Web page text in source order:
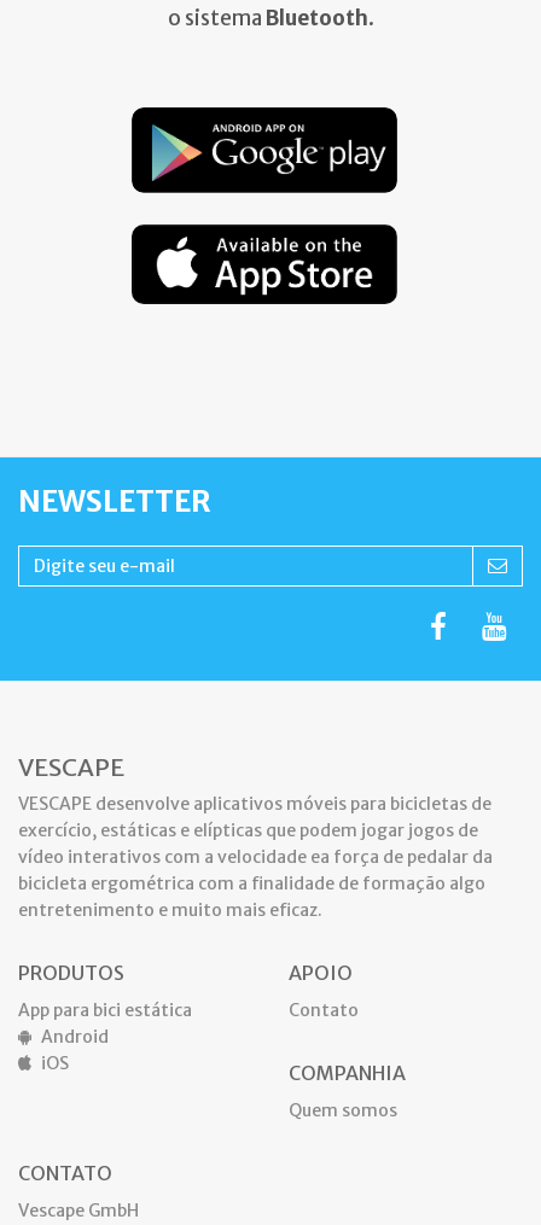
o sistema Bluetooth.
NEWSLETTER
VESCAPE
VESCAPE desenvolve aplicativos móveis para bicicletas de
exercício, estáticas e elípticas que podem jogar jogos de
vídeo interativos com a velocidade ea força de pedalar da
bicicleta ergométrica com a finalidade de formação algo
entretenimento e muito mais eficaz.
PRODUTOS
App para bici estática
Android
iOS
APOIO
Contato
COMPANHIA
Quem somos
CONTATO
Vescape GmbH